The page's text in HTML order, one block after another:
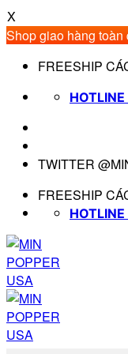
X
Shop giao hàng
qua
FREESHIP
TWITTER
FREESHIP